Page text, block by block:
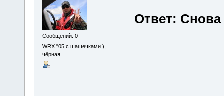
Сообщений: 0
WRX "05 с шашечками ),
чёрная...
Ответ: Снова